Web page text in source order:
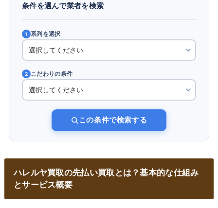
条件を選んで業者を検索
1 系列を選択
2 こだわりの条件
この条件で検索する
ハレルヤ買取の先払い買取とは？基本的な仕組み
とサービス概要